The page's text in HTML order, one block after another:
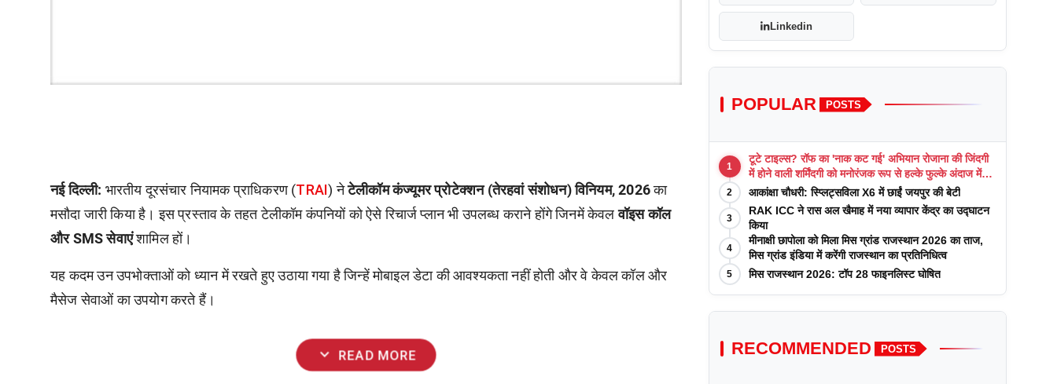
नई दिल्ली: भारतीय दूरसंचार नियामक प्राधिकरण (TRAI) नेटेलीकॉम कंज्यूमर प्रोटेक्शन (तेरहवां संशोधन) विनियम, 2026का
मसौदा जारी किया है। इस प्रस्ताव के तहत टेलीकॉम कंपनियों को ऐसे रिचार्ज प्लान भी उपलब्ध कराने होंगे जिनमें केवलवॉइस कॉल
और SMS सेवाएंशामिल हों।
यह कदम उन उपभोक्ताओं को ध्यान में रखते हुए उठाया गया है जिन्हें मोबाइल डेटा की आवश्यकता नहीं होती और वे केवल कॉल और
मैसेज सेवाओं का उपयोग करते हैं।
expand_more READ MORE
Linkedin
POPULAR POSTS
1
टूटे टाइल्स? रॉफ का 'नाक कट गई' अभियान रोजाना की जिंदगी
में होने वाली शर्मिंदगी को मनोरंजक रूप से हल्के फुल्के अंदाज में
याद कराता है
2 आकांक्षा चौधरी: स्प्लिट्सविला X6 में छाईं जयपुर की बेटी
3
RAK ICC ने रास अल खैमाह में नया व्यापार केंद्र का उद्घाटन
किया
4
मीनाक्षी छापोला को मिला मिस ग्रांड राजस्थान 2026 का ताज,
मिस ग्रांड इंडिया में करेंगी राजस्थान का प्रतिनिधित्व
5 मिस राजस्थान 2026: टॉप 28 फाइनलिस्ट घोषित
RECOMMENDED POSTS